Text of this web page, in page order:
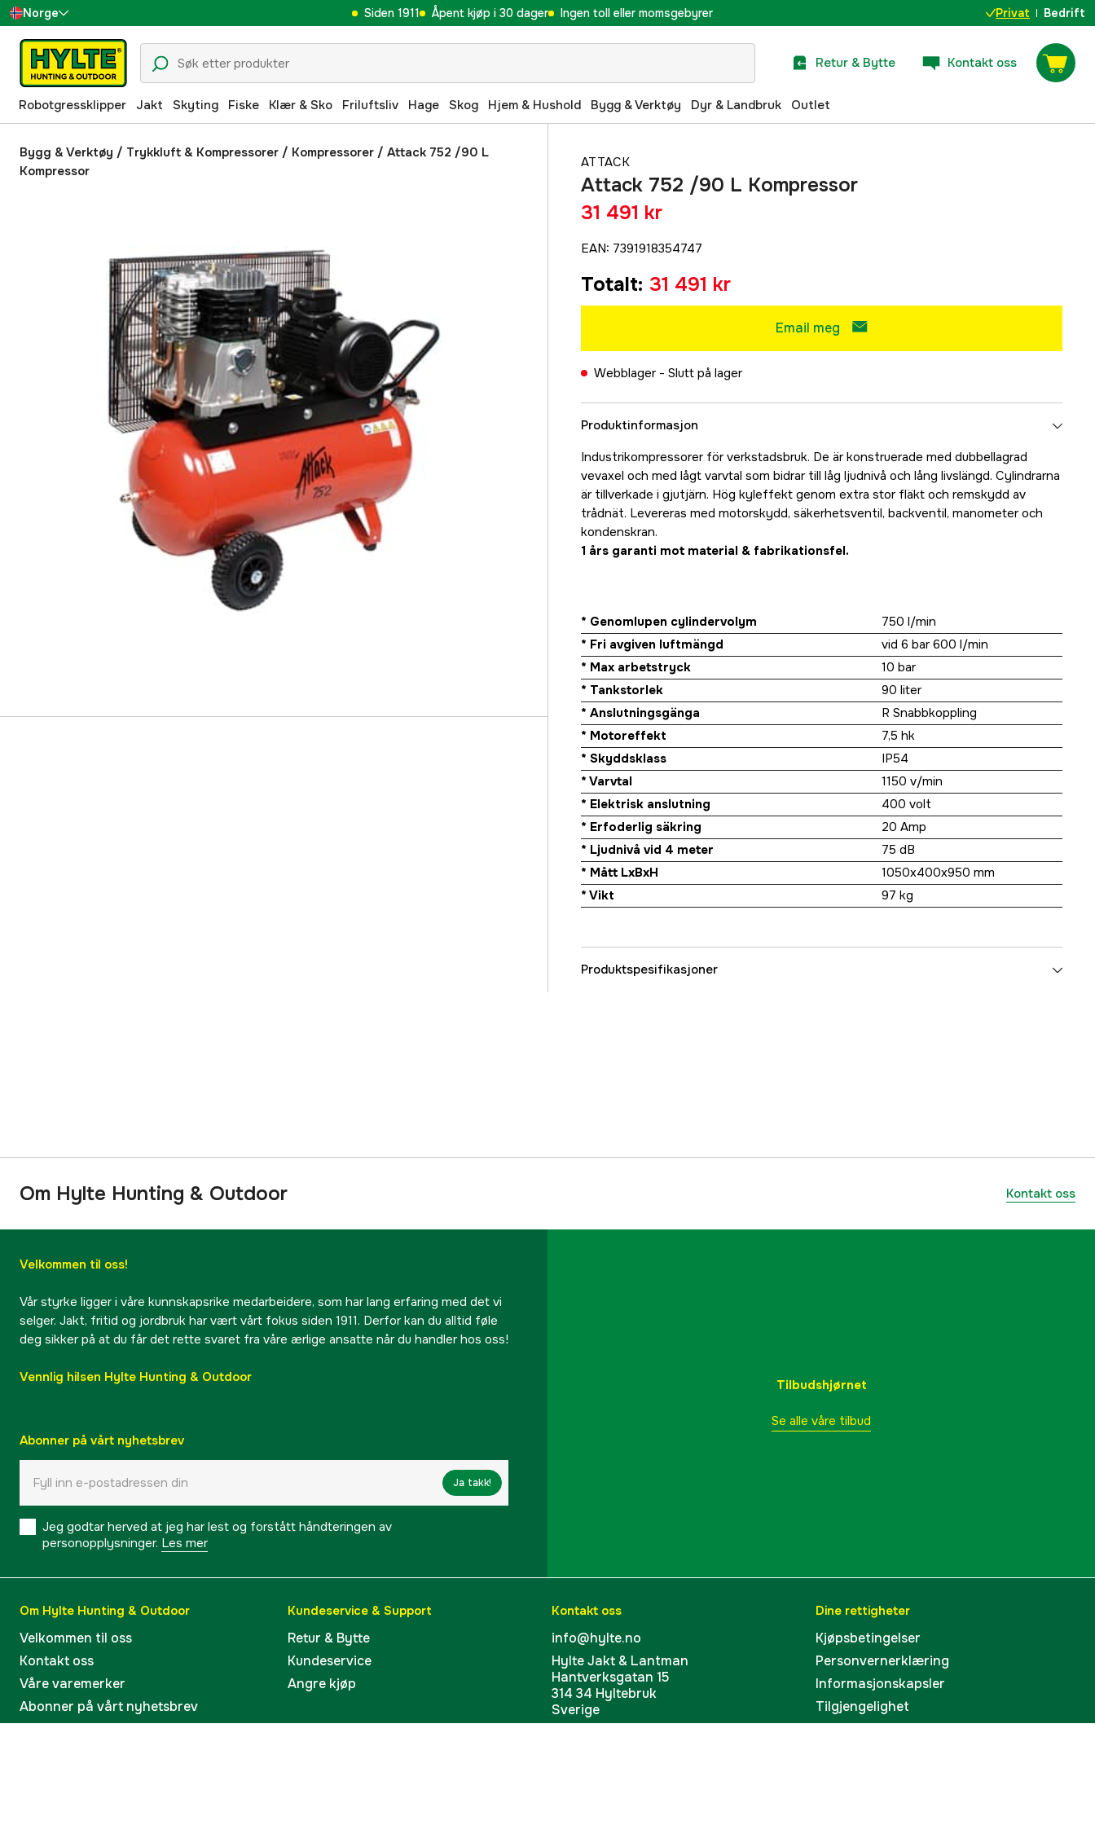
Norge
Sverige
Danmark
Suomi
Deutschland
Siden 1911 Åpent kjøp i 30 dager Ingen toll eller momsgebyrer Privat Bedrift
Retur & Bytte Kontakt oss
Robotgressklipper Jakt Skyting Fiske Klær & Sko Friluftsliv Hage Skog Hjem & Hushold Bygg & Verktøy Dyr & Landbruk Outlet
Bygg & Verktøy / Trykkluft & Kompressorer / Kompressorer / Attack 752 /90 L
Kompressor
ATTACK
Attack 752 /90 L Kompressor
31 491 kr
EAN: 7391918354747
Totalt: 31 491 kr
Email meg
Webblager - Slutt på lager
Produktinformasjon
Industrikompressorer för verkstadsbruk. De är konstruerade med dubbellagrad
vevaxel och med lågt varvtal som bidrar till låg ljudnivå och lång livslängd. Cylindrarna
är tillverkade i gjutjärn. Hög kyleffekt genom extra stor fläkt och remskydd av
trådnät. Levereras med motorskydd, säkerhetsventil, backventil, manometer och
kondenskran.
1 års garanti mot material & fabrikationsfel.
* Genomlupen cylindervolym
750 l/min
* Fri avgiven luftmängd
vid 6 bar 600 l/min
* Max arbetstryck
10 bar
* Tankstorlek
90 liter
* Anslutningsgänga
R Snabbkoppling
* Motoreffekt
7,5 hk
* Skyddsklass
IP54
* Varvtal
1150 v/min
* Elektrisk anslutning
400 volt
* Erfoderlig säkring
20 Amp
* Ljudnivå vid 4 meter
75 dB
* Mått LxBxH
1050x400x950 mm
* Vikt
97 kg
Produktspesifikasjoner
Lydnivå målt till 4 meter
Mål BxLxH 40 x 105 x 95 cm
Vekt
Om Hylte Hunting & Outdoor Kontakt oss
Velkommen til oss!
Vår styrke ligger i våre kunnskapsrike medarbeidere, som har lang erfaring med det vi
selger. Jakt, fritid og jordbruk har vært vårt fokus siden 1911. Derfor kan du alltid føle
deg sikker på at du får det rette svaret fra våre ærlige ansatte når du handler hos oss!
Vennlig hilsen Hylte Hunting & Outdoor
Abonner på vårt nyhetsbrev
Ja takk!
Jeg godtar herved at jeg har lest og forstått håndteringen av
personopplysninger. Les mer
Tilbudshjørnet
Se alle våre tilbud
Om Hylte Hunting & Outdoor
Velkommen til oss
Kontakt oss
Våre varemerker
Abonner på vårt nyhetsbrev
Kundeservice & Support
Retur & Bytte
Kundeservice
Angre kjøp
Kontakt oss
info@hylte.no
Hylte Jakt & Lantman
Hantverksgatan 15
314 34 Hyltebruk
Sverige
Dine rettigheter
Kjøpsbetingelser
Personvernerklæring
Informasjonskapsler
Tilgjengelighet